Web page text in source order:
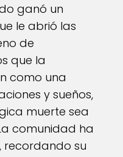
ganó un
le abrió las
de
que la
como una
y sueños,
muerte sea
comunidad ha
recordando su